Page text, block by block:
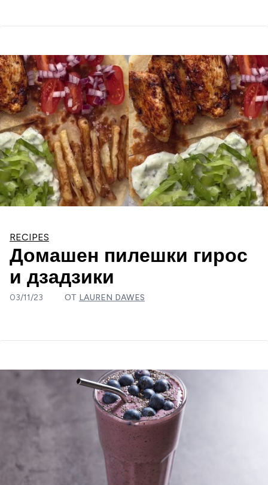
RECIPES
Домашен пилешки гирос
и дзадзики
03/11/23 ОТ LAUREN DAWES